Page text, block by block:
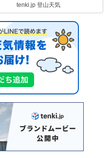
tenki.jp 登山天気